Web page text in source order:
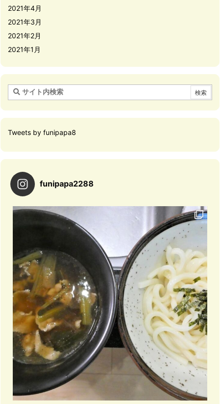
2021年4月
2021年3月
2021年2月
2021年1月
Tweets by funipapa8
funipapa2288